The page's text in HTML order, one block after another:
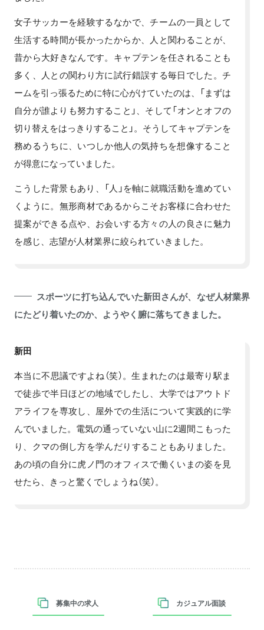
女子サッカーを経験するなかで、チームの一員として
生活する時間が長かったからか、人と関わることが、
昔から大好きなんです。キャプテンを任されることも
多く、人との関わり方に試行錯誤する毎日でした。チ
ームを引っ張るために特に心がけていたのは、「まずは
自分が誰よりも努力すること」、そして「オンとオフの
切り替えをはっきりすること」。そうしてキャプテンを
務めるうちに、いつしか他人の気持ちを想像すること
が得意になっていました。
こうした背景もあり、「人」を軸に就職活動を進めてい
くように。無形商材であるからこそお客様に合わせた
提案ができる点や、お会いする方々の人の良さに魅力
を感じ、志望が人材業界に絞られていきました。
スポーツに打ち込んでいた新田さんが、なぜ人材業界
にたどり着いたのか、ようやく腑に落ちてきました。
新田
本当に不思議ですよね（笑）。生まれたのは最寄り駅ま
で徒歩で半日ほどの地域でしたし、大学ではアウトド
アライフを専攻し、屋外での生活について実践的に学
んでいました。電気の通っていない山に2週間こもった
り、クマの倒し方を学んだりすることもありました。
あの頃の自分に虎ノ門のオフィスで働くいまの姿を見
せたら、きっと驚くでしょうね（笑）。
募集中の求人 カジュアル面談